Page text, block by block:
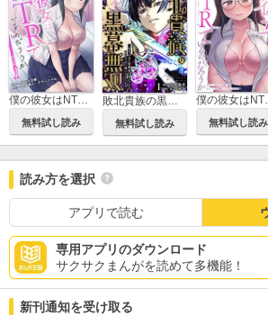
僕の彼女はNTRているのだろうか【単行本版・特典付き】
無料試し読み
敗北貴族の黒幕無双～落ちぶれた伯爵家の息子ですが、裏社会から成り上がります～
無料試し読み
僕の
無料試し読み
読み方を選択
アプリで読む
専用アプリのダウンロード
サクサクまんがを読めて多機能！
新刊通知を受け取る